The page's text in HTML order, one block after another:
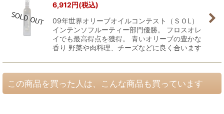
6,912円(税込)
09年世界オリーブオイルコンテスト（ＳＯL）
インテンソフルーティー部門優勝。 フロスオレ
イでも最高得点を獲得。 青いオリーブの豊かな
香り 野菜や肉料理、チーズなどに良く合います
この商品を買った人は、こんな商品も買っています